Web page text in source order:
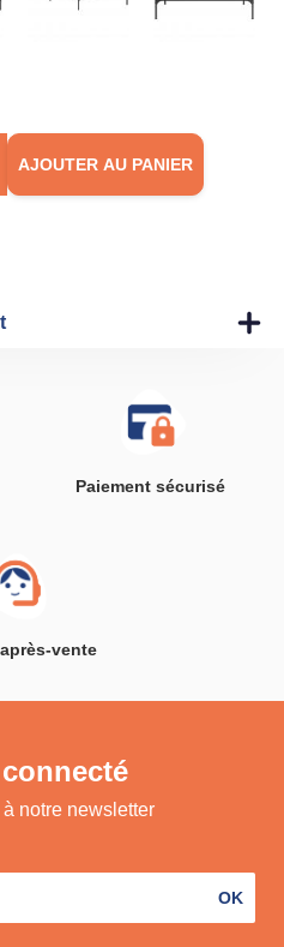
AJOUTER AU PANIER
Paiement sécurisé
vente
à notre newsletter
OK